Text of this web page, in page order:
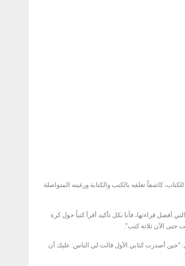
كاشفاً تعلقه بالكتب والكتابة ورغبته المتواصلة
الـ 41، وقال: “عند الحديث عن الكتب التي أفضل قراءتها، فأنا بكل تأكيد أقرأ كتباً حول كرة
حتى الآن ثلاثة كتب”.
“حين أصدرت كتابي الأول قالت لي الناس: عليك أن